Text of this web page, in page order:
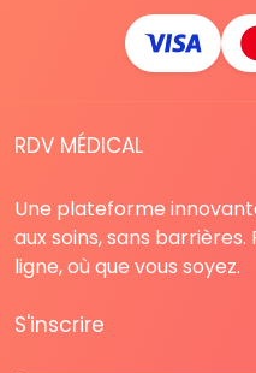
RDV MÉDICAL
Une plateforme
aux soins, sans
ligne, où que vous soyez.
S'inscrire